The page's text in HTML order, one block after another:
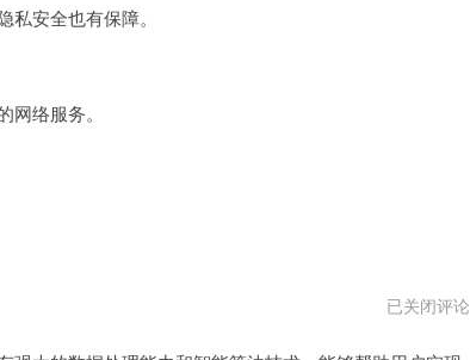
安全也有保障。
络服务。
飞
熊
已关闭评论